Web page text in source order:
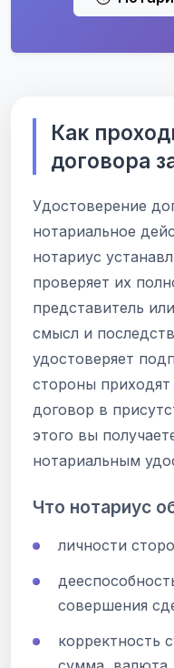
Как
договора
Удостоверение
нотариальное
нотариус
проверяет их
представитель
смысл и
удостоверяет
стороны
договор в
этого вы
нотариальным
Что нотариус
личности
совершения
корректность